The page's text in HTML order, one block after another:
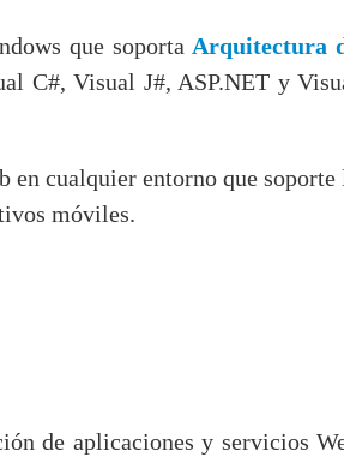
que soporta Arquitectura
C#, Visual J#, ASP.NET y
en cualquier entorno que soporte
móviles.
de aplicaciones y servicios